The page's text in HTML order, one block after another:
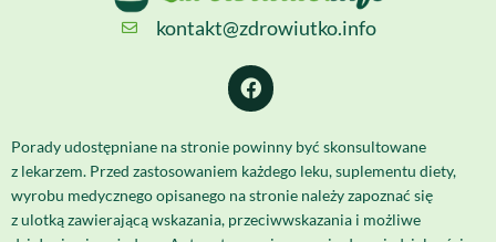
kontakt@zdrowiutko.info
Porady udostępniane na stronie powinny być skonsultowane
z lekarzem. Przed zastosowaniem każdego leku, suplementu diety,
wyrobu medycznego opisanego na stronie należy zapoznać się
z ulotką zawierającą wskazania, przeciwwskazania i możliwe